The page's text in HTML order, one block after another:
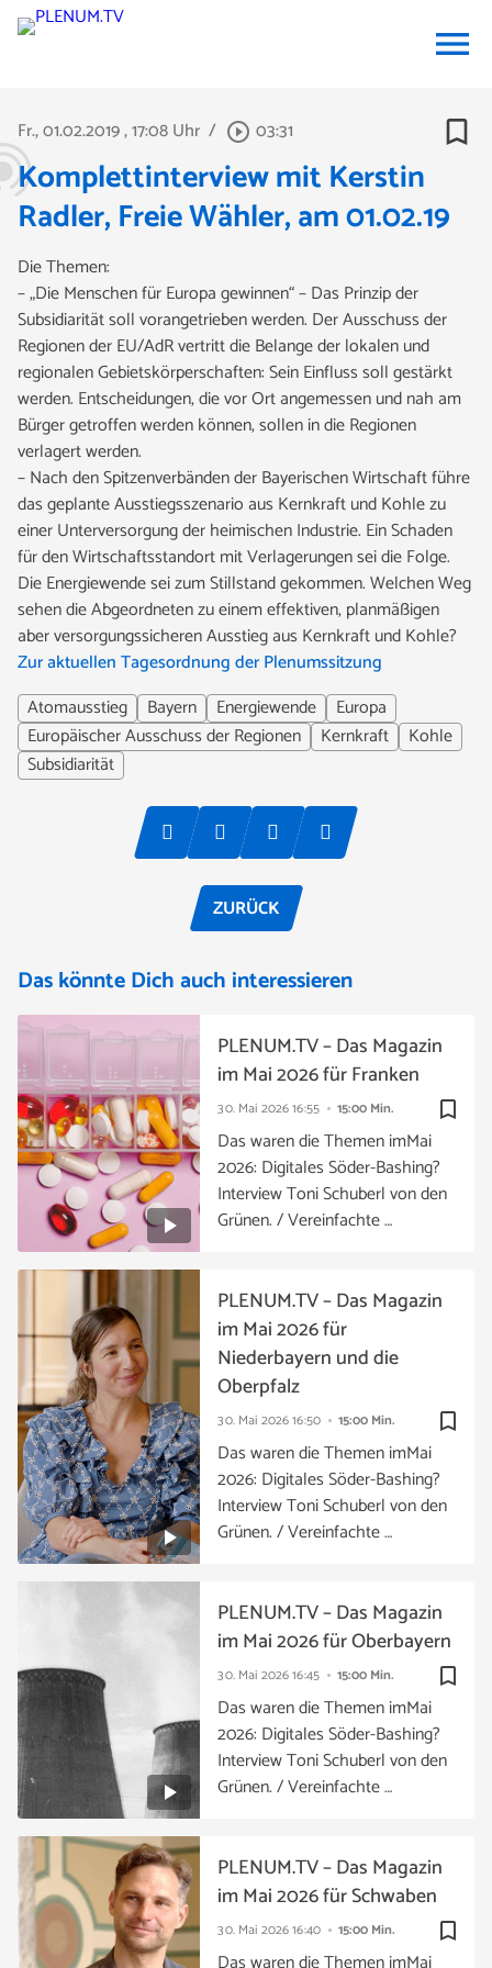
menu
Fr., 01.02.2019, 17:08 Uhr / play_circle_outline 03:31 bookmark_border
Komplettinterview mit Kerstin
Radler, Freie Wähler, am 01.02.19
Die Themen:
– „Die Menschen für Europa gewinnen“ – Das Prinzip der
Subsidiarität soll vorangetrieben werden. Der Ausschuss der
Regionen der EU/AdR vertritt die Belange der lokalen und
regionalen Gebietskörperschaften: Sein Einfluss soll gestärkt
werden. Entscheidungen, die vor Ort angemessen und nah am
Bürger getroffen werden können, sollen in die Regionen
verlagert werden.
– Nach den Spitzenverbänden der Bayerischen Wirtschaft führe
das geplante Ausstiegsszenario aus Kernkraft und Kohle zu
einer Unterversorgung der heimischen Industrie. Ein Schaden
für den Wirtschaftsstandort mit Verlagerungen sei die Folge.
Die Energiewende sei zum Stillstand gekommen. Welchen Weg
sehen die Abgeordneten zu einem effektiven, planmäßigen
aber versorgungssicheren Ausstieg aus Kernkraft und Kohle?
Zur aktuellen Tagesordnung der Plenumssitzung
Atomausstieg
Bayern Energiewende
Europa
Europäischer Ausschuss der Regionen
Kernkraft
Kohle
Subsidiarität
ZURÜCK
Das könnte Dich auch interessieren
bookmark_border
30. Mai 202616:55 15:00 Min.
PLENUM.TV – Das Magazin
im Mai 2026 für Franken
Das waren die Themen imMai
2026: Digitales Söder-Bashing?
Interview Toni Schuberl von den
Grünen. / Vereinfachte …
bookmark_border
30. Mai 202616:50 15:00 Min.
PLENUM.TV – Das Magazin
im Mai 2026 für
Niederbayern und die
Oberpfalz
Das waren die Themen imMai
2026: Digitales Söder-Bashing?
Interview Toni Schuberl von den
Grünen. / Vereinfachte …
bookmark_border
30. Mai 202616:45 15:00 Min.
PLENUM.TV – Das Magazin
im Mai 2026 für Oberbayern
Das waren die Themen imMai
2026: Digitales Söder-Bashing?
Interview Toni Schuberl von den
Grünen. / Vereinfachte …
bookmark_border
30. Mai 202616:40 15:00 Min.
PLENUM.TV – Das Magazin
im Mai 2026 für Schwaben